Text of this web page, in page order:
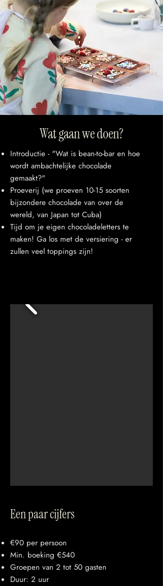
Wat gaan we doen?
Introductie - "Wat is bean-to-bar en hoe
wordt ambachtelijke chocolade
gemaakt?"
Proeverij (we proeven 10-15 soorten
bijzondere chocolade van over de
wereld, van Japan tot Cuba)
Tijd om je eigen chocoladeletters te
maken! Ga los met de versiering - er
zullen veel toppings zijn!
Een paar cijfers
€90 per persoon
Min. boeking €540
Groepen van 2 tot 50 gasten
Duur: 2 uur